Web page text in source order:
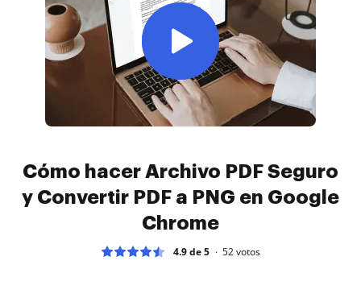
Cómo hacer Archivo PDF Seguro
y Convertir PDF a PNG en Google
Chrome
4.9 de 5 52votos